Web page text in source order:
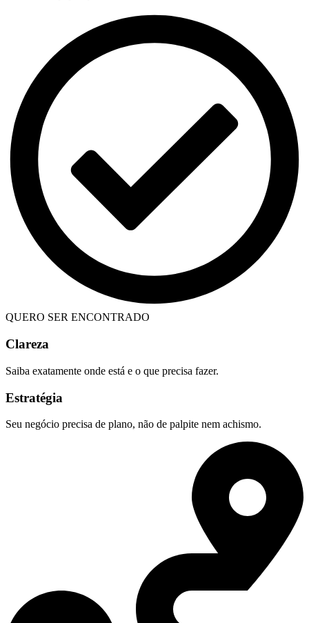
QUERO SER ENCONTRADO
Clareza
Saiba exatamente onde está e o que precisa fazer.
Estratégia
Seu negócio precisa de plano, não de palpite nem achismo.